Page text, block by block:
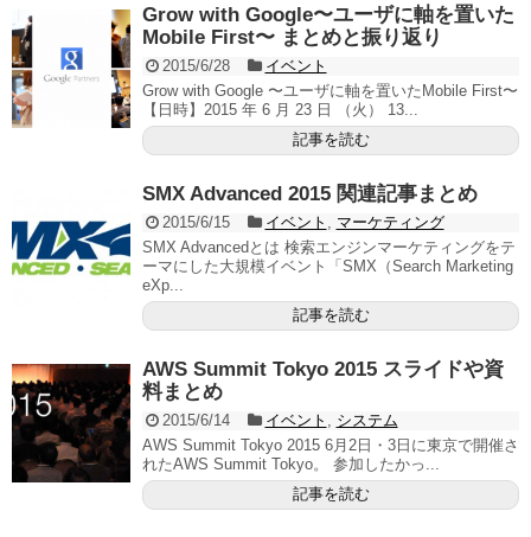
Grow with Google〜ユーザに軸を置いた
Mobile First〜 まとめと振り返り
2015/6/28
イベント
Grow with Google 〜ユーザに軸を置いたMobile First〜
【日時】2015 年 6 月 23 日 （火） 13...
記事を読む
SMX Advanced 2015 関連記事まとめ
2015/6/15 イベント , マーケティング
SMX Advancedとは 検索エンジンマーケティングをテ
ーマにした大規模イベント「SMX（Search Marketing
eXp...
記事を読む
AWS Summit Tokyo 2015 スライドや資
料まとめ
2015/6/14 イベント , システム
AWS Summit Tokyo 2015 6月2日・3日に東京で開催さ
れたAWS Summit Tokyo。 参加したかっ...
記事を読む